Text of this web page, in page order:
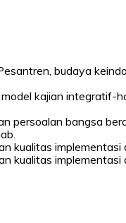
budaya
kajian
persoalan bangsa
kualitas implementasi
kualitas implementasi